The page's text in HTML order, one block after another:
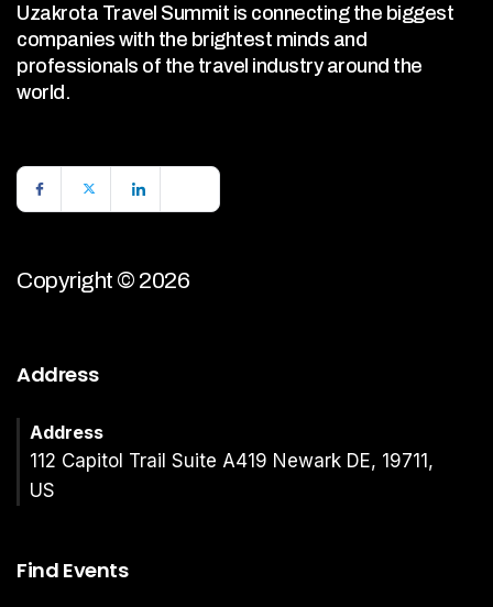
Uzakrota Travel Summit is connecting the biggest
companies with the brightest minds and
professionals of the travel industry around the
world.
Copyright © 2026
Address
Address
112 Capitol Trail Suite A419 Newark DE, 19711,
US
Find Events